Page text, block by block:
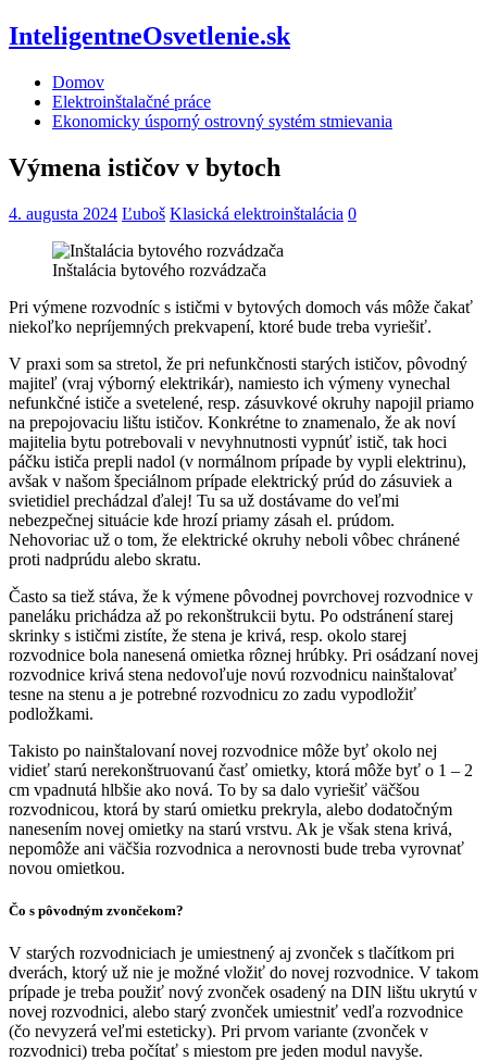
InteligentneOsvetlenie.sk
Domov
Elektroinštalačné práce
Ekonomicky úsporný ostrovný systém stmievania
Výmena ističov v bytoch
4. augusta 2024 Ľuboš Klasická elektroinštalácia 0
Inštalácia bytového rozvádzača
Pri výmene rozvodníc s ističmi v bytových domoch vás môže čakať
niekoľko nepríjemných prekvapení, ktoré bude treba vyriešiť.
V praxi som sa stretol, že pri nefunkčnosti starých ističov, pôvodný
majiteľ (vraj výborný elektrikár), namiesto ich výmeny vynechal
nefunkčné ističe a svetelené, resp. zásuvkové okruhy napojil priamo
na prepojovaciu lištu ističov. Konkrétne to znamenalo, že ak noví
majitelia bytu potrebovali v nevyhnutnosti vypnúť istič, tak hoci
páčku ističa prepli nadol (v normálnom prípade by vypli elektrinu),
avšak v našom špeciálnom prípade elektrický prúd do zásuviek a
svietidiel prechádzal ďalej! Tu sa už dostávame do veľmi
nebezpečnej situácie kde hrozí priamy zásah el. prúdom.
Nehovoriac už o tom, že elektrické okruhy neboli vôbec chránené
proti nadprúdu alebo skratu.
Často sa tiež stáva, že k výmene pôvodnej povrchovej rozvodnice v
paneláku prichádza až po rekonštrukcii bytu. Po odstránení starej
skrinky s ističmi zistíte, že stena je krivá, resp. okolo starej
rozvodnice bola nanesená omietka rôznej hrúbky. Pri osádzaní novej
rozvodnice krivá stena nedovoľuje novú rozvodnicu nainštalovať
tesne na stenu a je potrebné rozvodnicu zo zadu vypodložiť
podložkami.
Takisto po nainštalovaní novej rozvodnice môže byť okolo nej
vidieť starú nerekonštruovanú časť omietky, ktorá môže byť o 1 – 2
cm vpadnutá hlbšie ako nová. To by sa dalo vyriešiť väčšou
rozvodnicou, ktorá by starú omietku prekryla, alebo dodatočným
nanesením novej omietky na starú vrstvu. Ak je však stena krivá,
nepomôže ani väčšia rozvodnica a nerovnosti bude treba vyrovnať
novou omietkou.
Čo s pôvodným zvončekom?
V starých rozvodniciach je umiestnený aj zvonček s tlačítkom pri
dverách, ktorý už nie je možné vložiť do novej rozvodnice. V takom
prípade je treba použiť nový zvonček osadený na DIN lištu ukrytú v
novej rozvodnici, alebo starý zvonček umiestniť vedľa rozvodnice
(čo nevyzerá veľmi esteticky). Pri prvom variante (zvonček v
rozvodnici) treba počítať s miestom pre jeden modul navyše.